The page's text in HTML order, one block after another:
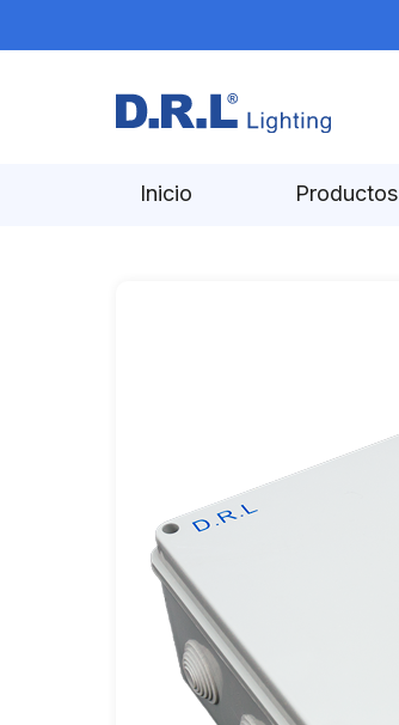
Inicio Productos